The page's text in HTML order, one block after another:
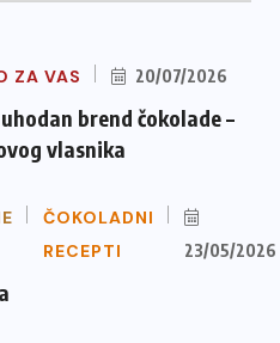
ZA VAS 20/07/2026
brend čokolade –
vlasnika
ČOKOLADNI
RECEPTI
23/05/2026